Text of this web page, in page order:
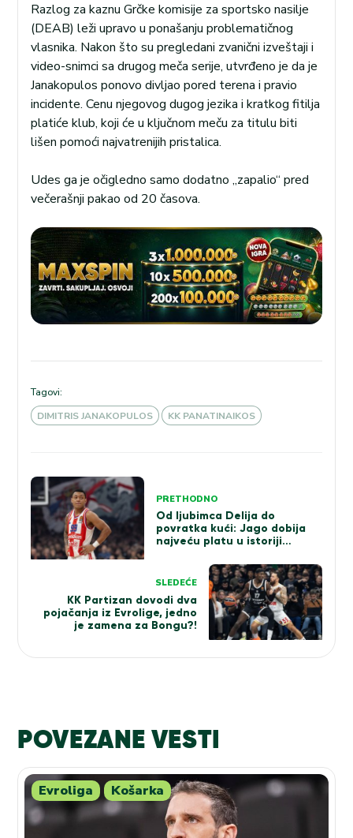
Razlog za kaznu Grčke komisije za sportsko nasilje
(DEAB) leži upravo u ponašanju problematičnog
vlasnika. Nakon što su pregledani zvanični izveštaji i
video-snimci sa drugog meča serije, utvrđeno je da je
Janakopulos ponovo divljao pored terena i pravio
incidente. Cenu njegovog dugog jezika i kratkog fitilja
platiće klub, koji će u ključnom meču za titulu biti
lišen pomoći najvatrenijih pristalica.
Udes ga je očigledno samo dodatno „zapalio“ pred
večerašnji pakao od 20 časova.
Tagovi:
DIMITRIS JANAKOPULOS
KK PANATINAIKOS
Kretanje
članka
PRETHODNO
Od ljubimca Delija do
povratka kući: Jago dobija
najveću platu u istoriji
SLEDEĆE
KK Partizan dovodi dva
pojačanja iz Evrolige, jedno
je zamena za Bongu?!
POVEZANE VESTI
Evroliga Košarka